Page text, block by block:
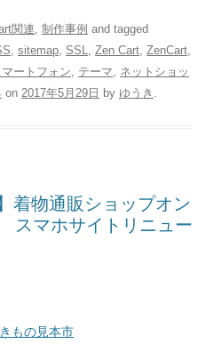
関連 制作事例 and tagged
sitemap SSL Zen Cart ZenCart
マートフォン テーマ
ネットショッ
on 2017年5月29日 by ゆうき
着物通販ショップオン
スマホサイトリニュー
もの見本市